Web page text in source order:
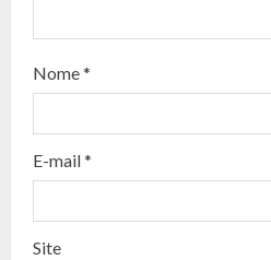
a
d
n
g
Nome*
E-mail*
Site